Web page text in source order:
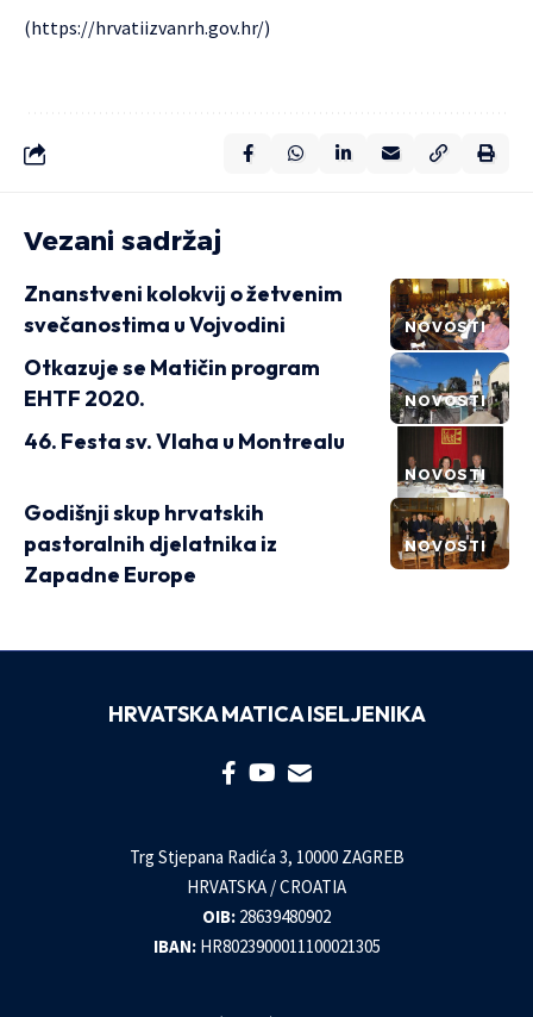
(https://hrvatiizvanrh.gov.hr/)
Vezani sadržaj
NOVOSTI
Znanstveni kolokvij o žetvenim
svečanostima u Vojvodini
NOVOSTI
Otkazuje se Matičin program
EHTF 2020.
NOVOSTI
46. Festa sv. Vlaha u Montrealu
NOVOSTI
Godišnji skup hrvatskih
pastoralnih djelatnika iz
Zapadne Europe
HRVATSKA MATICA ISELJENIKA
Trg Stjepana Radića 3, 10000 ZAGREB
HRVATSKA / CROATIA
OIB: 28639480902
IBAN: HR8023900011100021305